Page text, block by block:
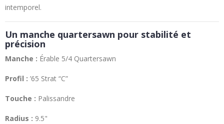
intemporel.
Un manche quartersawn pour stabilité et
précision
Manche : Érable 5/4 Quartersawn
Profil : ’65 Strat “C”
Touche : Palissandre
Radius : 9.5"